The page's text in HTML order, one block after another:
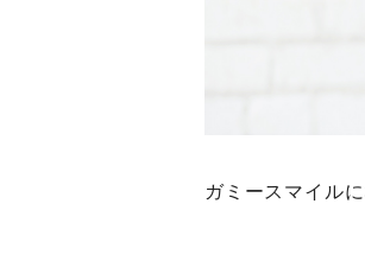
ガミースマイル